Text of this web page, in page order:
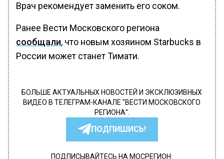
Врач рекомендует заменить его соком.
Ранее Вести Московского региона
сообщали, что новым хозяином Starbucks в
России может станет Тимати.
БОЛЬШЕ АКТУАЛЬНЫХ НОВОСТЕЙ И ЭКСКЛЮЗИВНЫХ
ВИДЕО В ТЕЛЕГРАМ-КАНАЛЕ "ВЕСТИ МОСКОВСКОГО
РЕГИОНА".
ПОДПИШИСЬ!
ПОДПИСЫВАЙТЕСЬ НА МОСРЕГИОН: